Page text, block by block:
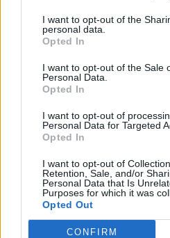
I want to opt-out of the
personal data.
Opted In
I want to opt-out of the Sale
Personal Data.
Opted In
I want to opt-out of
Personal Data for Targeted
Opted In
I want to opt-out of
Retention, Sale, and/or
Personal Data that Is
Purposes for which it was
Opted Out
CONFIRM
Fałsz
10
Azja
Europa
Afryka